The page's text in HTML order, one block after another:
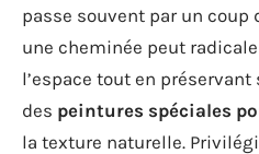
passe souvent par un coup
une cheminée peut
l’espace tout en
des peintures spéciales
la texture naturelle.